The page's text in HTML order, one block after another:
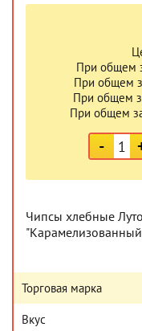
При общем
При общем
При общем
При общем
-
Чипсы хлебные
"Карамелизованный
Торговая марка
Вкус